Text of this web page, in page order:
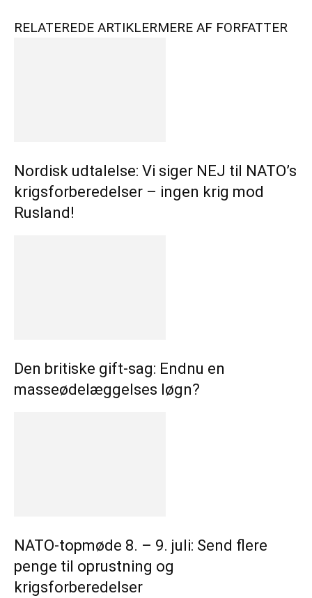
RELATEREDE ARTIKLERMERE AF FORFATTER
Nordisk udtalelse: Vi siger NEJ til NATO’s
krigsforberedelser – ingen krig mod
Rusland!
Den britiske gift-sag: Endnu en
masseødelæggelses løgn?
NATO-topmøde 8. – 9. juli: Send flere
penge til oprustning og
krigsforberedelser